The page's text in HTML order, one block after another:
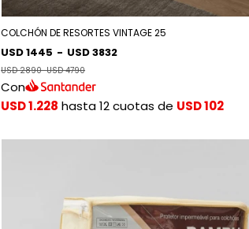
COLCHÓN DE RESORTES VINTAGE 25
USD 1445 - USD 3832
USD 2890-USD 4790
Con
USD 1.228 hasta 12 cuotas de USD 102